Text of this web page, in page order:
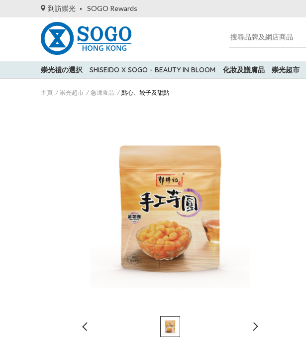
到訪崇光 SOGO Rewards
崇光禮の選択 SHISEIDO X SOGO - BEAUTY IN BLOOM 化妝及護膚品 崇光超市
主頁 崇光超市 急凍食品 點心、餃子及甜點